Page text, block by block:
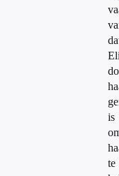
is
te